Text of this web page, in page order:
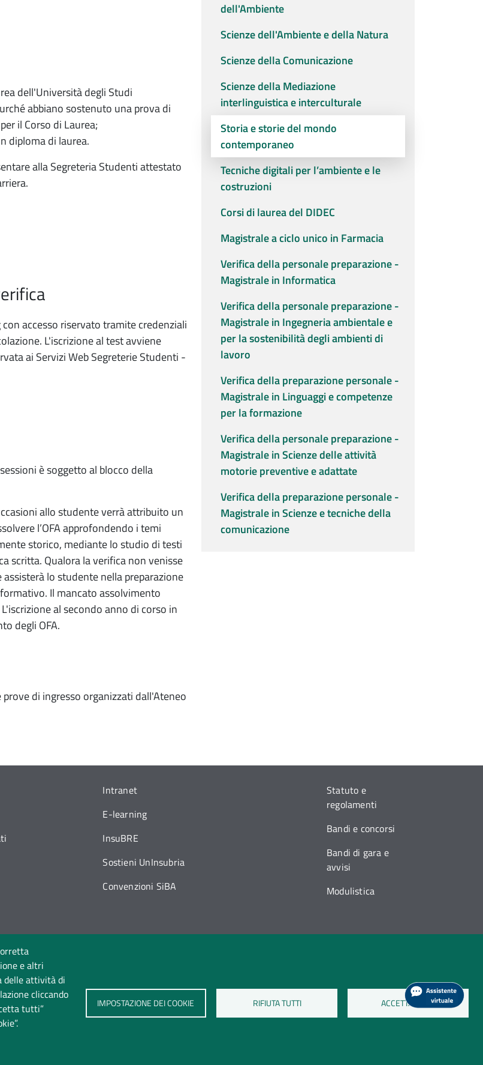
dell'Università degli Studi
abbiano sostenuto una prova di
il Corso di Laurea;
diploma di laurea.
alla Segreteria Studenti attestato
accesso riservato tramite credenziali
L'iscrizione al test avviene
ai Servizi Web Segreterie Studenti -
è soggetto al blocco della
allo studente verrà attribuito un
l’OFA approfondendo i temi
storico, mediante lo studio di testi
scritta. Qualora la verifica non venisse
lo studente nella preparazione
Il mancato assolvimento
al secondo anno di corso in
degli OFA.
di ingresso organizzati dall'Ateneo
dell'Ambiente
Scienze dell'Ambiente e della Natura
Scienze della Comunicazione
Scienze della Mediazione
interlinguistica e interculturale
Storia e storie del mondo
contemporaneo
Tecniche digitali per l’ambiente e le
costruzioni
Corsi di laurea del DIDEC
Magistrale a ciclo unico in Farmacia
Verifica della personale preparazione -
Magistrale in Informatica
Verifica della personale preparazione -
Magistrale in Ingegneria ambientale e
per la sostenibilità degli ambienti di
lavoro
Verifica della preparazione personale -
Magistrale in Linguaggi e competenze
per la formazione
Verifica della personale preparazione -
Magistrale in Scienze delle attività
motorie preventive e adattate
Verifica della preparazione personale -
Magistrale in Scienze e tecniche della
comunicazione
e altri
delle attività di
cliccando
tutti”
IMPOSTAZIONE DEI COOKIE RIFIUTA TUTTI ACCETTA TUTTI
Intranet
E-learning
InsuBRE
Sostieni UnInsubria
Convenzioni SiBA
Statuto e
regolamenti
Bandi e concorsi
Bandi di gara e
avvisi
Modulistica
Seguici su